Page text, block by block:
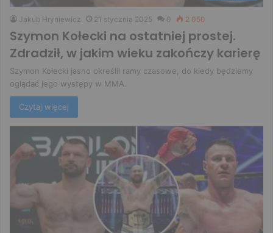
Jakub Hryniewicz 21 stycznia 2025 0 2 050
Szymon Kołecki na ostatniej prostej.
Zdradził, w jakim wieku zakończy karierę
Szymon Kołecki jasno określił ramy czasowe, do kiedy będziemy
oglądać jego występy w MMA.
Czytaj więcej